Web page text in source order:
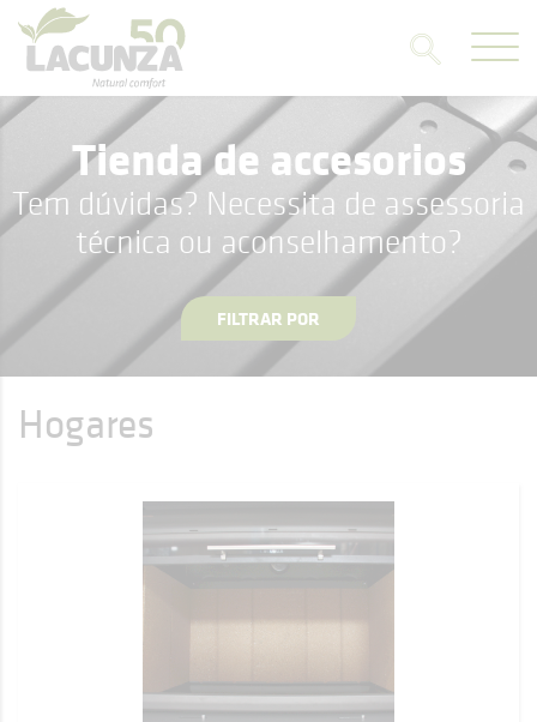
Tienda de accesorios
Tem dúvidas? Necessita de assessoria
técnica ou aconselhamento?
FILTRAR POR
Hogares